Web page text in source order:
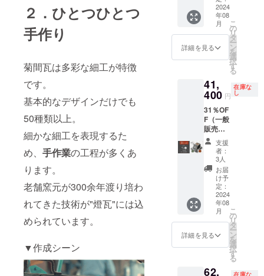
２．ひとつひとつ
手作り
菊間瓦は多彩な細工が特徴
です。
基本的なデザインだけでも
50種類以上。
細かな細工を表現するた
め、 手作業の工程が多くあ
ります。
老舗窯元が300余年渡り培わ
れてきた技術が"燈瓦"には込
められています。
▼作成シーン
菊間町
の伝統
工芸菊
間瓦を
使った
日の癒
しアイ
災害時
の備え
にも使
える。
配送料
込み カ
ラー：
鍛黒
色、陽
土色、
容】 ・
本体×１
・土台×
１ ・火
消蓋
（コー
ス
ター）×
１ ・木
箱×１
愛媛県
今治市
菊間町
の伝統
工芸菊
間瓦を
使った
日の癒
2024
年08
月
詳細を見る
こ
の
リ
タ
ー
ン
を
選
択
す
る
41,
400 円
在庫な
し
31％OF
F（一般
販売予
定価格
60,000
⇒41,40
0円）消
費税・
配送料
込み カ
ラー：
鍛黒
色、陽
土色、
容】 ・
支援
者：
3人
お届
け予
定：
2024
年08
月
詳細を見る
こ
の
リ
タ
ー
ン
を
選
択
す
る
62,